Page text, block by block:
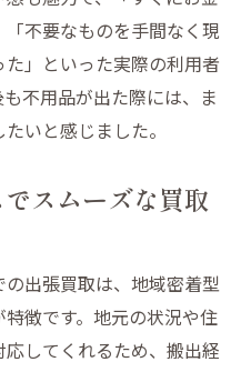
不要なものを手間なく現
」といった実際の利用者
不用品が出た際には、ま
いと感じました。
スムーズな買取
出張買取は、地域密着型
徴です。地元の状況や住
してくれるため、搬出経